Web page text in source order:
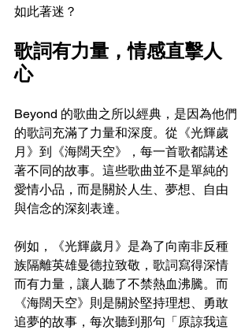
如此著迷？
歌詞有力量，情感直擊人
心
Beyond 的歌曲之所以經典，是因為他們
的歌詞充滿了力量和深度。從《光輝歲
月》到《海闊天空》，每一首歌都講述
著不同的故事。這些歌曲並不是單純的
愛情小品，而是關於人生、夢想、自由
與信念的深刻表達。
例如，《光輝歲月》是為了向南非反種
族隔離英雄曼德拉致敬，歌詞寫得深情
而有力量，讓人聽了不禁熱血沸騰。而
《海闊天空》則是關於堅持理想、勇敢
追夢的故事，每次聽到那句「原諒我這